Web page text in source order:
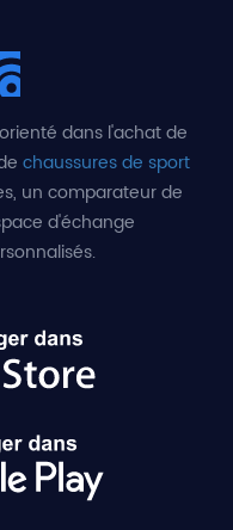
dans l'achat de
chaussures de sport
un comparateur de
d'échange